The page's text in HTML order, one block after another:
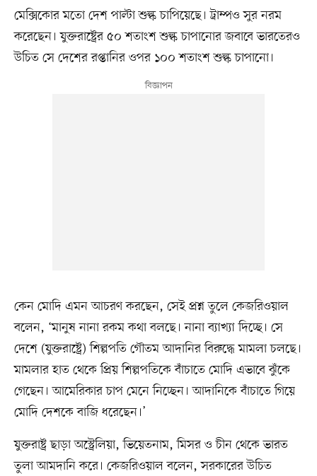
মেক্সিকোর মতো দেশ পাল্টা শুল্ক চাপিয়েছে। ট্রাম্পও সুর নরম
করেছেন। যুক্তরাষ্ট্রের ৫০ শতাংশ শুল্ক চাপানোর জবাবে ভারতেরও
উচিত সে দেশের রপ্তানির ওপর ১০০ শতাংশ শুল্ক চাপানো।
কেন মোদি এমন আচরণ করছেন, সেই প্রশ্ন তুলে কেজরিওয়াল
বলেন, ‘মানুষ নানা রকম কথা বলছে। নানা ব্যাখ্যা দিচ্ছে। সে
দেশে (যুক্তরাষ্ট্রে) শিল্পপতি গৌতম আদানির বিরুদ্ধে মামলা চলছে।
মামলার হাত থেকে প্রিয় শিল্পপতিকে বাঁচাতে মোদি এভাবে ঝুঁকে
গেছেন। আমেরিকার চাপ মেনে নিচ্ছেন। আদানিকে বাঁচাতে গিয়ে
মোদি দেশকে বাজি ধরেছেন।’
যুক্তরাষ্ট্র ছাড়া অস্ট্রেলিয়া, ভিয়েতনাম, মিসর ও চীন থেকে ভারত
তুলা আমদানি করে। কেজরিওয়াল বলেন, সরকারের উচিত